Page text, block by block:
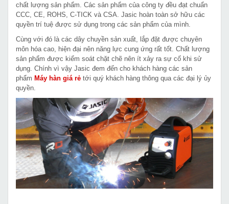
chất lượng sản phẩm. Các sản phẩm của công ty đều đạt chuẩn
CCC, CE, ROHS, C-TICK và CSA. Jasic hoàn toàn sở hữu các
quyền trí tuệ được sử dụng trong các sản phẩm của mình.
Cùng với đó là các dây chuyền sản xuất, lắp đặt được chuyên
môn hóa cao, hiện đại nên năng lực cung ứng rất tốt. Chất lượng
sản phẩm được kiểm soát chặt chẽ nên ít xảy ra sự cố khi sử
dụng. Chính vì vậy Jasic đem đến cho khách hàng các sản
phẩm Máy hàn giá rẻ tới quý khách hàng thông qua các đại lý ủy
quyền.